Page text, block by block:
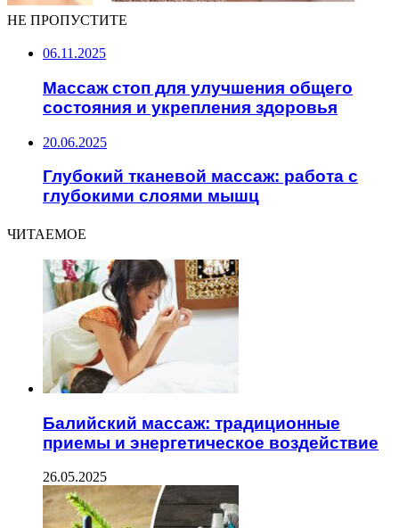
НЕ ПРОПУСТИТЕ
06.11.2025
Массаж стоп для улучшения общего
состояния и укрепления здоровья
20.06.2025
Глубокий тканевой массаж: работа с
глубокими слоями мышц
ЧИТАЕМОЕ
Балийский массаж: традиционные
приемы и энергетическое воздействие
26.05.2025